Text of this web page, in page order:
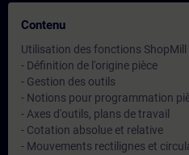
Contenu
Utilisation des fonctions ShopMill
- Définition de l'origine pièce
- Gestion des outils
- Notions pour programmation
- Axes d'outils, plans de travail
- Cotation absolue et relative
- Mouvements rectilignes et